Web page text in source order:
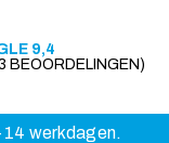
9,4
BEOORDELINGEN)
werkdagen.